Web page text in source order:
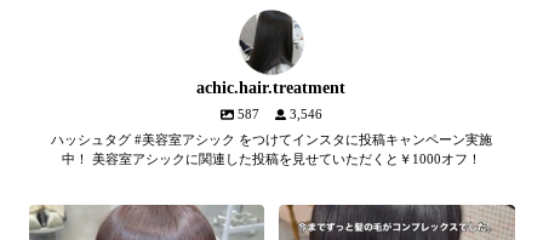
achic.hair.treatment
587
3,546
ハッシュタグ #美容室アシック をつけてインスタに投稿キャンペーン実施
中！ 美容室アシックに関連した投稿を見せていただくと￥1000オフ！